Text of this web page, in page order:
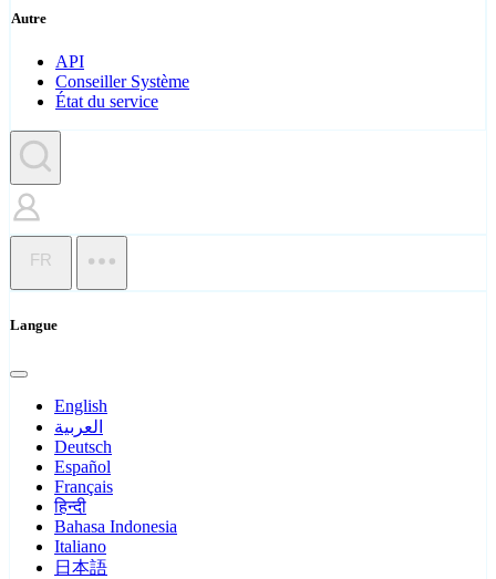
Autre
API
Conseiller Système
État du service
FR
Langue
English
العربية
Deutsch
Español
Français
हिन्दी
Bahasa Indonesia
Italiano
日本語